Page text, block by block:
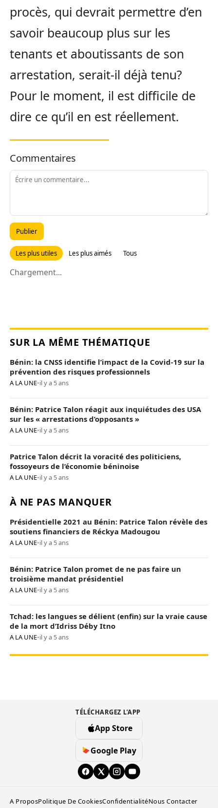
procès, qui devrait permettre d’en
savoir beaucoup plus sur les
tenants et aboutissants de son
arrestation, serait-il déjà tenu?
Pour le moment, il est difficile de
dire ce qu’il en est réellement.
Commentaires
Publier
Les plus utiles Les plus aimés Tous
Chargement...
SUR LA MÊME THÉMATIQUE
Bénin: la CNSS identifie l’impact de la Covid-19 sur la
prévention des risques professionnels
A LA UNE•il y a 5 ans
Bénin: Patrice Talon réagit aux inquiétudes des USA
sur les « arrestations d’opposants »
A LA UNE•il y a 5 ans
Patrice Talon décrit la voracité des politiciens,
fossoyeurs de l’économie béninoise
A LA UNE•il y a 5 ans
À NE PAS MANQUER
Présidentielle 2021 au Bénin: Patrice Talon révèle des
soutiens financiers de Réckya Madougou
A LA UNE•il y a 5 ans
Bénin: Patrice Talon promet de ne pas faire un
troisième mandat présidentiel
A LA UNE•il y a 5 ans
Tchad: les langues se délient (enfin) sur la vraie cause
de la mort d’Idriss Déby Itno
A LA UNE•il y a 5 ans
TÉLÉCHARGEZ L’APP
App Store
Google Play
A ProposPolitique De CookiesConfidentialitéNous Contacter